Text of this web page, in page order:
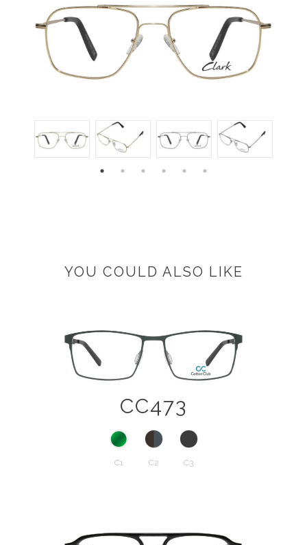
YOU COULD ALSO LIKE
CC473
C1 C2 C3